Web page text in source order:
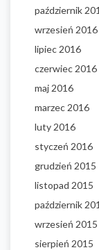
październik
wrzesień 2016
lipiec 2016
czerwiec 2016
maj 2016
marzec 2016
luty 2016
styczeń 2016
grudzień 2015
listopad 2015
październik
wrzesień 2015
sierpień 2015